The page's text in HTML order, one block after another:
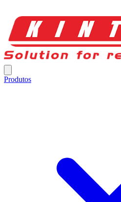
Produtos